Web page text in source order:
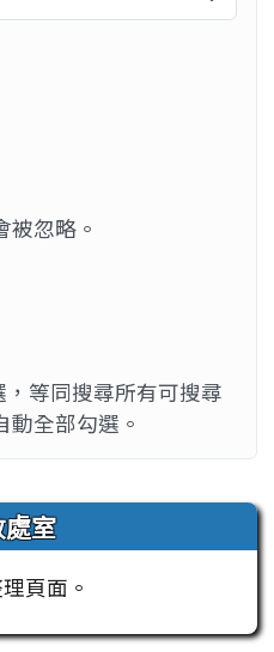
被忽略。
，等同搜尋所有可搜尋
全部勾選。
室
頁面。